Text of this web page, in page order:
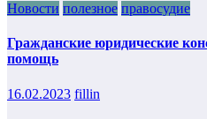
Новости полезное правосудие
Гражданские юридические
помощь
16.02.2023 fillin